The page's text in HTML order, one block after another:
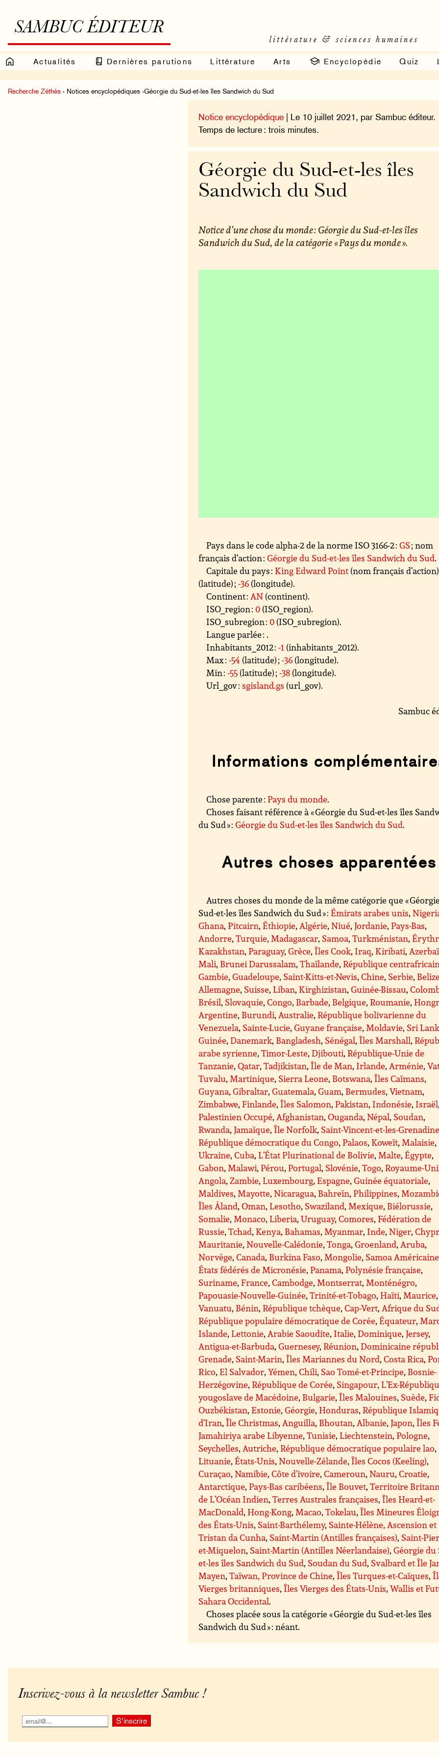
SAMBUC ÉDITEUR
littérature & sciences humaines
Actualités Dernières parutions Littérature Arts Encyclopédie Quiz
Recherche Zéthès › Notices encyclopédiques ›Géorgie du Sud-et-les îles Sandwich du Sud
Notice encyclopédique | Le 10 juillet 2021, par Sambuc éditeur.
Temps de lecture : trois minutes.
Géorgie du Sud-et-les îles
Sandwich du Sud
Notice d’une chose du monde : Géorgie du Sud-et-les îles
Sandwich du Sud, de la catégorie « Pays du monde ».
Pays dans le code alpha-2 de la norme ISO 3166-2 :GS; nom
français d’action :Géorgie du Sud-et-les îles Sandwich du Sud.
Capitale du pays :King Edward Point (nom français
(latitude) ;-36 (longitude).
Continent :AN (continent).
ISO_region : 0 (ISO_region).
ISO_subregion : 0 (ISO_subregion).
Langue parlée :.
Inhabitants_2012 :-1 (inhabitants_2012).
Max :-54 (latitude) ;-36 (longitude).
Min :-55 (latitude) ;-38 (longitude).
Url_gov :sgisland.gs (url_gov).
Sambuc
Informations
Chose parente :Pays du monde.
Choses faisant référence à « Géorgie du Sud-et-les îles
du Sud » :Géorgie du Sud-et-les îles Sandwich du Sud.
Autres choses apparentées
Autres choses du monde de la même catégorie que «
Sud-et-les îles Sandwich du Sud » :Émirats arabes unis,
Ghana,Pitcairn,Éthiopie,Algérie,Niué,Jordanie,Pays-Bas,
Andorre,Turquie,Madagascar, Samoa,Turkménistan,
Kazakhstan,Paraguay,Grèce,Îles Cook, Iraq,Kiribati,
Mali, Brunei Darussalam,Thaïlande,République
Gambie,Guadeloupe, Saint-Kitts-et-Nevis,Chine, Serbie, Belize
Allemagne, Suisse,Liban,Kirghizistan,Guinée-Bissau,
Brésil, Slovaquie,Congo, Barbade, Belgique,Roumanie,
Argentine, Burundi,Australie,République bolivarienne du
Venezuela, Sainte-Lucie,Guyane française,Moldavie, Sri
Guinée,Danemark, Bangladesh, Sénégal,Îles Marshall,
arabe syrienne,Timor-Leste,Djibouti,République-Unie de
Tanzanie,Qatar,Tadjikistan,Île de Man, Irlande,Arménie,
Tuvalu,Martinique, Sierra Leone, Botswana,Îles Caïmans,
Guyana,Gibraltar,Guatemala,Guam, Bermudes,Vietnam,
Zimbabwe,Finlande,Îles Salomon,Pakistan, Indonésie, Israël,
Palestinien Occupé,Afghanistan,Ouganda,Népal, Soudan,
Rwanda,Jamaïque,Île Norfolk, Saint-Vincent-et-les-
République démocratique du Congo,Palaos,Koweït,Malaisie,
Ukraine,Cuba,L’État Plurinational de Bolivie,Malte,Égypte,
Gabon,Malawi,Pérou,Portugal, Slovénie,Togo,Royaume-Uni
Angola,Zambie,Luxembourg,Espagne,Guinée équatoriale,
Maldives,Mayotte,Nicaragua, Bahreïn,Philippines,
Îles Åland,Oman,Lesotho, Swaziland,Mexique, Biélorussie,
Somalie,Monaco,Liberia,Uruguay,Comores,Fédération de
Russie,Tchad,Kenya, Bahamas,Myanmar, Inde,Niger,
Mauritanie,Nouvelle-Calédonie,Tonga,Groenland,Aruba,
Norvège,Canada, Burkina Faso,Mongolie, Samoa
États fédérés de Micronésie,Panama,Polynésie française,
Suriname,France,Cambodge,Montserrat,Monténégro,
Papouasie-Nouvelle-Guinée,Trinité-et-Tobago,Haïti,Maurice,
Vanuatu, Bénin,République tchèque,Cap-Vert,Afrique du
République populaire démocratique de Corée,Équateur,
Islande,Lettonie,Arabie Saoudite, Italie,Dominique,Jersey,
Antigua-et-Barbuda,Guernesey,Réunion,Dominicaine
Grenade, Saint-Marin,Îles Mariannes du Nord,Costa Rica,
Rico,El Salvador,Yémen,Chili, Sao Tomé-et-Principe, Bosnie-
Herzégovine,République de Corée, Singapour,L’Ex-
yougoslave de Macédoine, Bulgarie,Îles Malouines, Suède,
Ouzbékistan,Estonie,Géorgie,Honduras,République
d’Iran,Île Christmas,Anguilla, Bhoutan,Albanie,Japon,Îles
Jamahiriya arabe Libyenne,Tunisie,Liechtenstein,Pologne,
Seychelles,Autriche,République démocratique populaire lao,
Lituanie,États-Unis,Nouvelle-Zélande,Îles Cocos (Keeling),
Curaçao,Namibie,Côte d’ivoire,Cameroun,Nauru,Croatie,
Antarctique,Pays-Bas caribéens,Île Bouvet,Territoire
de L’Océan Indien,Terres Australes françaises,Îles Heard-et-
MacDonald,Hong-Kong,Macao,Tokelau,Îles Mineures
des États-Unis, Saint-Barthélemy, Sainte-Hélène, Ascension et
Tristan da Cunha, Saint-Martin (Antilles françaises), Saint-
et-Miquelon, Saint-Martin (Antilles Néerlandaise),Géorgie du
et-les îles Sandwich du Sud, Soudan du Sud, Svalbard et Île
Mayen,Taïwan, Province de Chine,Îles Turques-et-Caïques,
Vierges britanniques,Îles Vierges des États-Unis,Wallis et
Sahara Occidental.
Choses placée sous la catégorie « Géorgie du Sud-et-les îles
Sandwich du Sud » : néant.
Inscrivez-vous à la newsletter Sambuc !